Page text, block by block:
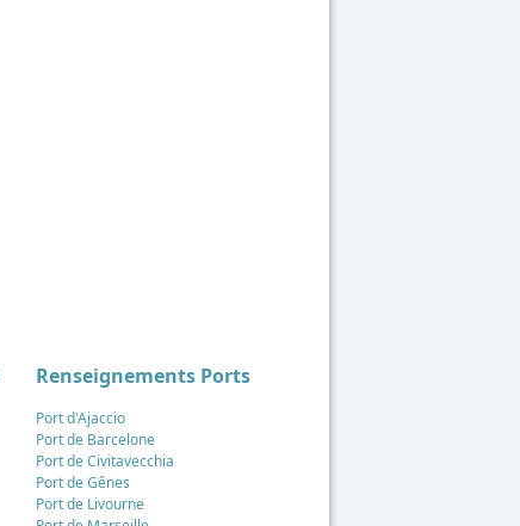
Renseignements Ports
Port d'Ajaccio
Port de Barcelone
Port de Civitavecchia
Port de Gênes
Port de Livourne